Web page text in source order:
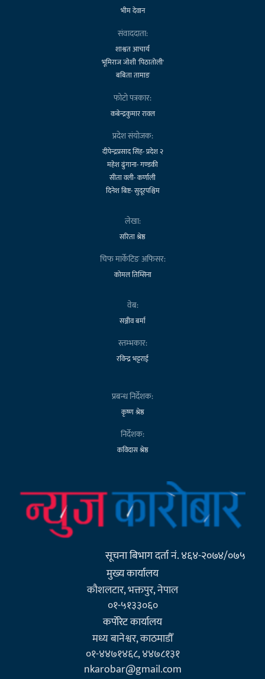
भीम देवान
संवाददाता:
शाश्वत आचार्य
भूमिराज जोशी 'पिठातोली'
बबिता तामाङ
फोटो पत्रकार:
कबेन्द्रकुमार रावल
प्रदेश संयोजक:
दीपेन्द्रप्रसाद सिंह- प्रदेश २
महेश ढुंगाना- गण्डकी
सीता वली- कर्णाली
दिनेश बिष्ट- सुदूरपश्चिम
लेखा:
सरिता श्रेष्ठ
चिफ मार्केटिङ अफिसर:
कोमल तिम्सिना
वेब:
सञ्जीव बर्मा
स्तम्भकार:
रविन्द्र भट्टराई
प्रबन्ध निर्देशक:
कृष्ण श्रेष्ठ
निर्देशक:
कविदास श्रेष्ठ
सूचना बिभाग दर्ता नं. ४६४-२०७४/०७५
मुख्य कार्यालय
कौशलटार, भक्तपुर, नेपाल
०१-५१३३०६०
कर्पाेरेट कार्यालय
मध्य बानेश्वर, काठमाडौँ
०१-४४७१४६८, ४४७८१३१
nkarobar@gmail.com